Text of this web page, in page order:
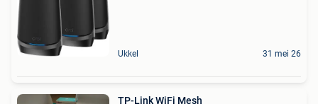
Ukkel 31 mei 26
TP-Link WiFi Mesh